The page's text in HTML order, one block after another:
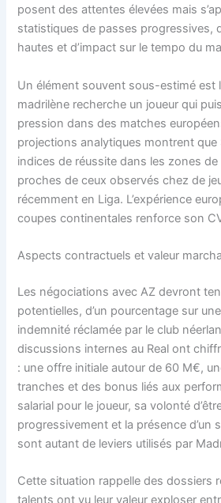
posent des attentes élevées mais
statistiques de passes progressives,
hautes et d’impact sur le tempo du
Un élément souvent sous-estimé est
madrilène recherche un joueur qui
pression dans des matches
projections analytiques montrent que
indices de réussite dans les zones
proches de ceux observés chez de
récemment en Liga. L’expérience
coupes continentales renforce son
Aspects contractuels et valeur
Les négociations avec AZ devront
potentielles, d’un pourcentage sur
indemnité réclamée par le club
discussions internes au Real ont
: une offre initiale autour de 60 M€,
tranches et des bonus liés aux
salarial pour le joueur, sa volonté
progressivement et la présence d’un
sont autant de leviers utilisés par
Cette situation rappelle des dossiers
talents ont vu leur valeur exploser